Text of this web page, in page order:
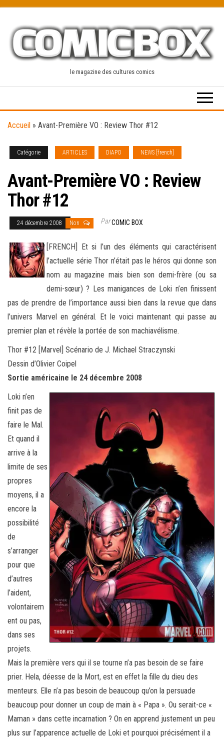
content
le magazine des cultures comics
Accueil » Avant-Première VO : Review Thor #12
Catégorie ARTICLES DIAPO NEWS [french]
Avant-Première VO : Review
Thor #12
24 décembre 2008 Non ParCOMIC BOX
[FRENCH] Et si l’un des éléments qui caractérisent
l’actuelle série Thor n’était pas le héros qui donne son
nom au magazine mais bien son demi-frère (ou sa
demi-sœur) ? Les manigances de Loki n’en finissent
pas de prendre de l’importance aussi bien dans la revue que dans
l’univers Marvel en général. Et le voici maintenant qui passe au
premier plan et révèle la portée de son machiavélisme.
Thor #12 [Marvel] Scénario de J. Michael Straczynski
Dessin d’Olivier Coipel
Sortie américaine le 24 décembre 2008
Loki n’en
finit pas de
faire le Mal.
Et quand il
arrive à la
limite de ses
propres
moyens, il a
encore la
possibilité
de
s’arranger
pour que
d’autres
l’aident,
volontairem
ent ou pas,
dans ses
projets.
Mais la première vers qui il se tourne n’a pas besoin de se faire
prier. Hela, déesse de la Mort, est en effet la fille du dieu des
menteurs. Elle n’a pas besoin de beaucoup qu’on la persuade
beaucoup pour donner un coup de main à « Papa ». Ou serait-ce «
Maman » dans cette incarnation ? On en apprend justement un peu
plus sur l’apparence actuelle de Loki et pourquoi précisément il a